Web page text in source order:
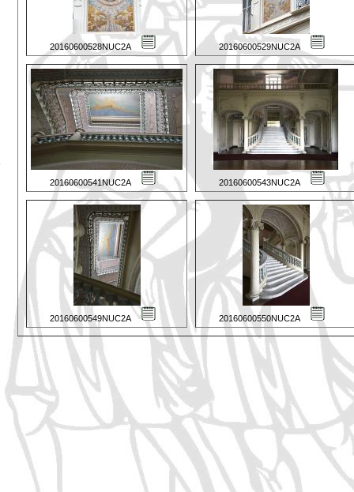
20160600528NUC2A 20160600529NUC2A
20160600541NUC2A 20160600543NUC2A
20160600549NUC2A 20160600550NUC2A